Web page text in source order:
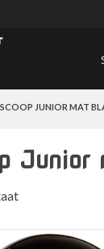
SCOOP JUNIOR MAT